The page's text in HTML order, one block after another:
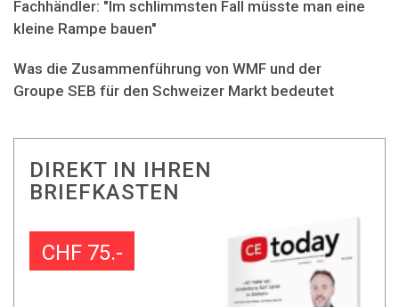
Fachhändler: "Im schlimmsten Fall müsste man eine
kleine Rampe bauen"
Was die Zusammenführung von WMF und der
Groupe SEB für den Schweizer Markt bedeutet
DIREKT IN IHREN
BRIEFKASTEN
CHF 75.-